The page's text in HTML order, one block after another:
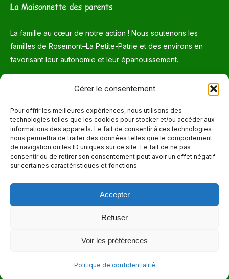
Gérer le consentement
Pour offrir les meilleures expériences, nous utilisons des
technologies telles que les cookies pour stocker et/ou accéder aux
informations des appareils. Le fait de consentir à ces technologies
nous permettra de traiter des données telles que le comportement
de navigation ou les ID uniques sur ce site. Le fait de ne pas
consentir ou de retirer son consentement peut avoir un effet négatif
sur certaines caractéristiques et fonctions.
Accepter
Refuser
Voir les préférences
Politique de confidentialité
La famille au cœur de notre action ! Nous soutenons les
familles de Rosemont–La Petite-Patrie et des environs en
favorisant leur autonomie et leur épanouissement.
Courriel
info@maisonnettedesparents.org
Trouvez nous sur :
6651, boul. Saint-Laurent, Montréal (Québec) H2S 3C5
Heures d'ouvertures